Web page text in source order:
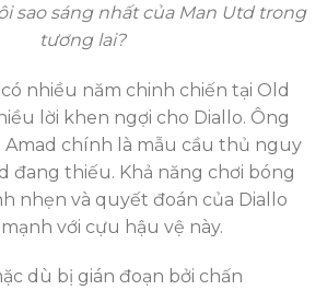
sao sáng nhất của Man Utd trong
tương lai?
nhiều năm chinh chiến tại Old
lời khen ngợi cho Diallo. Ông
Amad chính là mẫu cầu thủ nguy
đang thiếu. Khả năng chơi bóng
nhẹn và quyết đoán của Diallo
với cựu hậu vệ này.
dù bị gián đoạn bởi chấn